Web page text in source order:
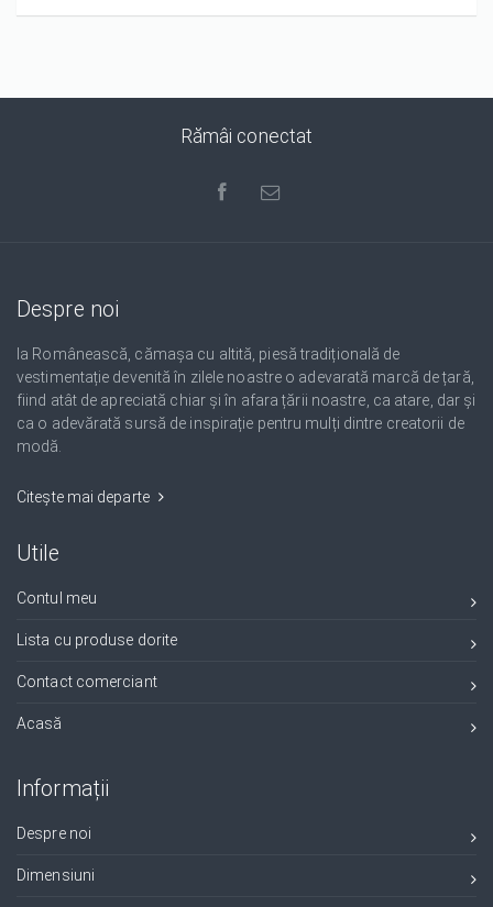
Rămâi conectat
Despre noi
Ia Românească, cămașa cu altită, piesă tradițională de
vestimentație devenită în zilele noastre o adevarată marcă de țară,
fiind atât de apreciată chiar și în afara țării noastre, ca atare, dar și
ca o adevărată sursă de inspirație pentru mulți dintre creatorii de
modă.
Citește mai departe
Utile
Contul meu
Lista cu produse dorite
Contact comerciant
Acasă
Informații
Despre noi
Dimensiuni